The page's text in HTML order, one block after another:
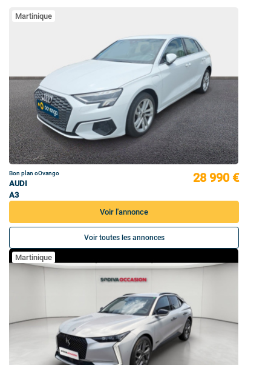
Martinique
Bon plan oOvango
AUDI
A3
28 990 €
Voir l'annonce
Voir toutes les annonces
Martinique